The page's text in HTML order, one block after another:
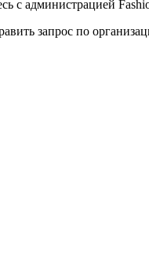
с администрацией
запрос по